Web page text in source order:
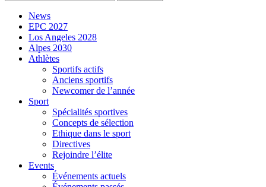
News
EPC 2027
Los Angeles 2028
Alpes 2030
Athlètes
Sportifs actifs
Anciens sportifs
Newcomer de l’année
Sport
Spécialités sportives
Concepts de sélection
Ethique dans le sport
Directives
Rejoindre l’élite
Events
Événements actuels